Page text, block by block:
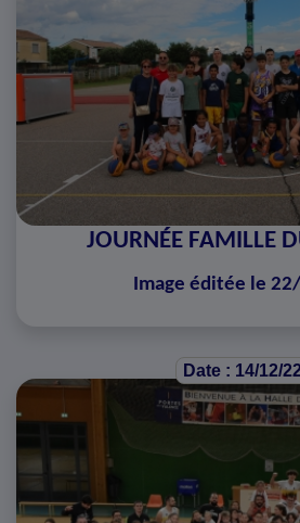
JOURNÉE FAMILLE
Image éditée le
Date : 14/12/